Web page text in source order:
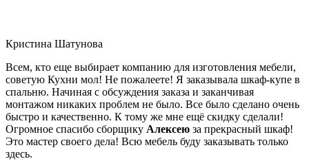
Кристина Шатунова
Всем, кто еще выбирает компанию для изготовления мебели,
советую Кухни мол! Не пожалеете! Я заказывала шкаф-купе в
спальню. Начиная с обсуждения заказа и заканчивая
монтажом никаких проблем не было. Все было сделано очень
быстро и качественно. К тому же мне ещё скидку сделали!
Огромное спасибо сборщику Алексею за прекрасный шкаф!
Это мастер своего дела! Всю мебель буду заказывать только
здесь.